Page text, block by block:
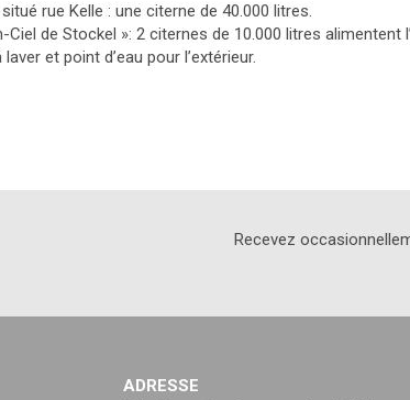
rue Kelle : une citerne de 40.000 litres.
Ciel de Stockel »: 2 citernes de 10.000 litres alimentent
et point d’eau pour l’extérieur.
Recevez
ADRESSE